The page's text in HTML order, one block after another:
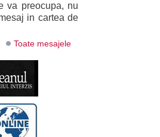
va preocupa, nu
in cartea de
Toate mesajele